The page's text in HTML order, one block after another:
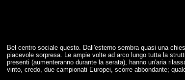
Bel centro sociale questo. Dall'esterno sembra quasi una
piacevole sorpresa. Le ampie volte ad arco lungo tutta la
presenti (aumenteranno durante la serata), hanno un'aria
vinto, credo, due campionati Europei, scorre abbondante;